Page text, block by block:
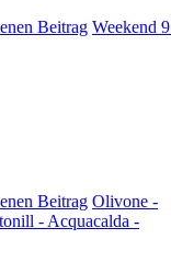
Weekend
Olivone -
- Acquacalda -